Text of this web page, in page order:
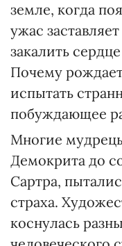
земле, когда
ужас
закалить
Почему
испытать
побуждающее
Многие
Демокрита до
Сартра,
страха.
коснулась